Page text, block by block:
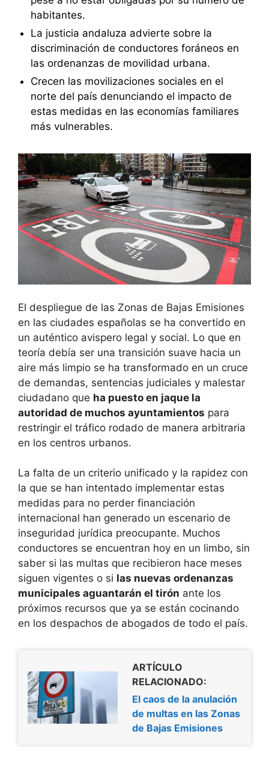
habitantes.
La justicia andaluza advierte sobre la
discriminación de conductores foráneos en
las ordenanzas de movilidad urbana.
Crecen las movilizaciones sociales en el
norte del país denunciando el impacto de
estas medidas en las economías familiares
más vulnerables.
El despliegue de las Zonas de Bajas Emisiones
en las ciudades españolas se ha convertido en
un auténtico avispero legal y social. Lo que en
teoría debía ser una transición suave hacia un
aire más limpio se ha transformado en un cruce
de demandas, sentencias judiciales y malestar
ciudadano que ha puesto en jaque la
autoridad de muchos ayuntamientos para
restringir el tráfico rodado de manera arbitraria
en los centros urbanos.
La falta de un criterio unificado y la rapidez con
la que se han intentado implementar estas
medidas para no perder financiación
internacional han generado un escenario de
inseguridad jurídica preocupante. Muchos
conductores se encuentran hoy en un limbo, sin
saber si las multas que recibieron hace meses
siguen vigentes o si las nuevas ordenanzas
municipales aguantarán el tirón ante los
próximos recursos que ya se están cocinando
en los despachos de abogados de todo el país.
ARTÍCULO
RELACIONADO:
El caos de la anulación
de multas en las Zonas
de Bajas Emisiones